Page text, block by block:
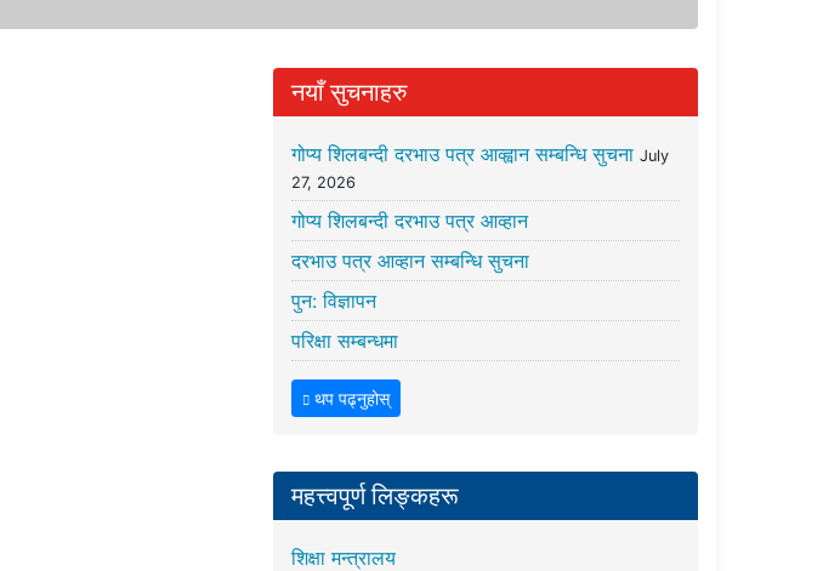
नयाँ सुचनाहरु
गोप्य शिलबन्दी दरभाउ पत्र आव्ह्वान सम्बन्धि सुचना July
27, 2026
गोप्य शिलबन्दी दरभाउ पत्र आव्हान
दरभाउ पत्र आव्हान सम्बन्धि सुचना
पुन: विज्ञापन
परिक्षा सम्बन्धमा
थप पढ्नुहोस्
महत्त्वपूर्ण लिङ्कहरू
शिक्षा मन्त्रालय